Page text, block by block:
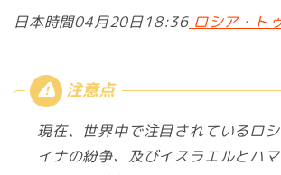
日本時間04月20日18:36 ロシア・ト
現在、世界中で注目されているロ
イナの紛争、及びイスラエルとハ